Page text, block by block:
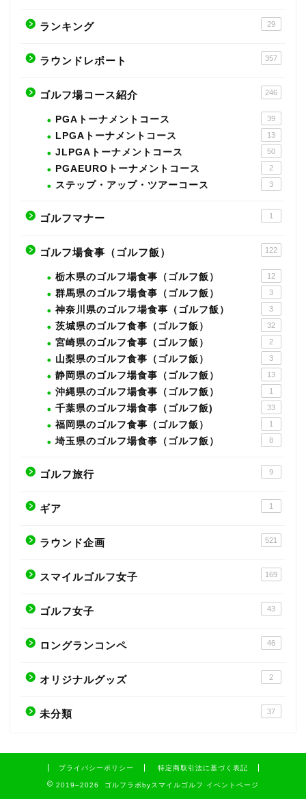
ランキング 29
ラウンドレポート 357
ゴルフ場コース紹介 246
PGAトーナメントコース 39
LPGAトーナメントコース 13
JLPGAトーナメントコース 50
PGAEUROトーナメントコース 2
ステップ・アップ・ツアーコース 3
ゴルフマナー 1
ゴルフ場食事（ゴルフ飯） 122
栃木県のゴルフ場食事（ゴルフ飯） 12
群馬県のゴルフ場食事（ゴルフ飯） 3
神奈川県のゴルフ場食事（ゴルフ飯） 3
茨城県のゴルフ食事（ゴルフ飯） 32
宮崎県のゴルフ食事（ゴルフ飯） 2
山梨県のゴルフ食事（ゴルフ飯） 3
静岡県のゴルフ場食事（ゴルフ飯） 13
沖縄県のゴルフ場食事（ゴルフ飯） 1
千葉県のゴルフ場食事（ゴルフ飯) 33
福岡県のゴルフ食事（ゴルフ飯） 1
埼玉県のゴルフ場食事（ゴルフ飯） 8
ゴルフ旅行 9
ギア 1
ラウンド企画 521
スマイルゴルフ女子 169
ゴルフ女子 43
ロングランコンペ 46
オリジナルグッズ 2
未分類 37
プライバシーポリシー 特定商取引法に基づく表記
2019–2026 ゴルフラボbyスマイルゴルフ イベントページ